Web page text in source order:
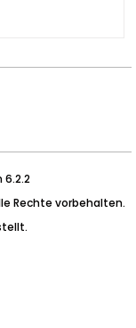
6.2.2
Rechte vorbehalten.